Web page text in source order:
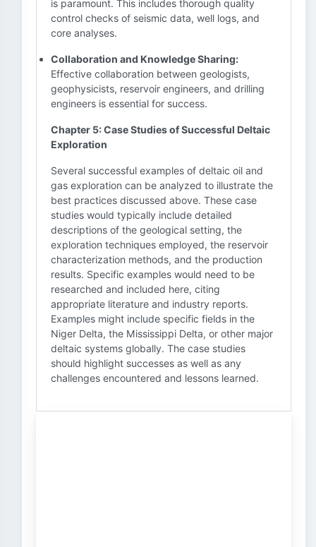
is paramount. This includes thorough quality
control checks of seismic data, well logs, and
core analyses.
Collaboration and Knowledge Sharing:
Effective collaboration between geologists,
geophysicists, reservoir engineers, and drilling
engineers is essential for success.
Chapter 5: Case Studies of Successful Deltaic
Exploration
Several successful examples of deltaic oil and
gas exploration can be analyzed to illustrate the
best practices discussed above. These case
studies would typically include detailed
descriptions of the geological setting, the
exploration techniques employed, the reservoir
characterization methods, and the production
results. Specific examples would need to be
researched and included here, citing
appropriate literature and industry reports.
Examples might include specific fields in the
Niger Delta, the Mississippi Delta, or other major
deltaic systems globally. The case studies
should highlight successes as well as any
challenges encountered and lessons learned.